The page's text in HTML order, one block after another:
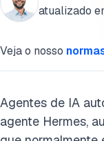
atualizado
Veja o nosso
Agentes de IA
agente Hermes,